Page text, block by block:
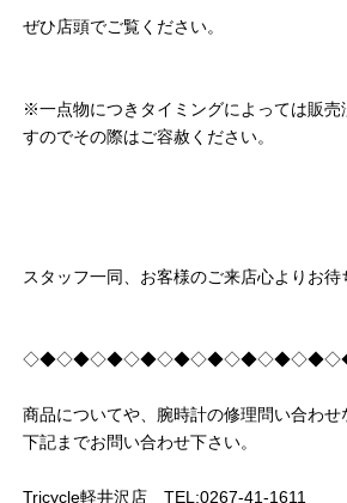
ぜひ店頭でご覧ください。
※一点物につきタイミングによっては販売
すのでその際はご容赦ください。
スタッフ一同、お客様のご来店心よりお待
商品についてや、腕時計の修理問い合わせ
下記までお問い合わせ下さい。
Tricycle軽井沢店 TEL:0267-41-1611